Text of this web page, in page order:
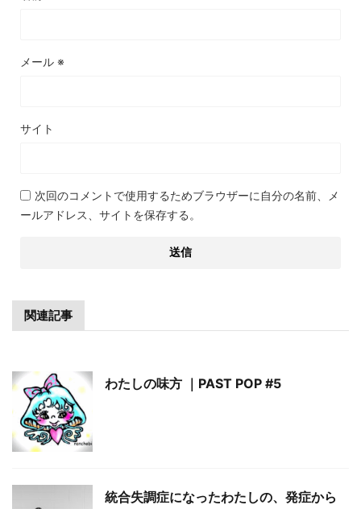
メール ※
サイト
次回のコメントで使用するためブラウザーに自分の名前、メ
ールアドレス、サイトを保存する。
関連記事
わたしの味方 ｜PAST POP #5
統合失調症になったわたしの、発症から